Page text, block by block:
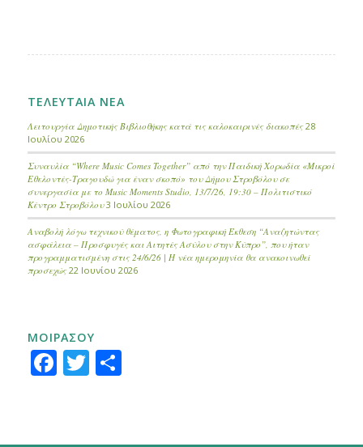
ΤΕΛΕΥΤΑΙΑ ΝΕΑ
Λειτουργία Δημοτικής Βιβλιοθήκης κατά τις καλοκαιρινές διακοπές 28
Ιουλίου 2026
Συναυλία “Where Music Comes Together” από την Παιδική Χορωδία «Μικροί
Εθελοντές-Τραγουδώ για έναν σκοπό» του Δήμου Στροβόλου σε
συνεργασία με το Music Moments Studio, 13/7/26, 19:30 – Πολιτιστικό
Κέντρο Στροβόλου 3 Ιουλίου 2026
Αναβολή λόγω τεχνικού θέματος, η Φωτογραφική Έκθεση “Αναζητώντας
ασφάλεια – Προσφυγές και Αιτητές Ασύλου στην Κύπρο”, που ήταν
προγραμματισμένη στις 24/6/26 | Η νέα ημερομηνία θα ανακοινωθεί
προσεχώς 22 Ιουνίου 2026
ΜΟΙΡΑΣΟΥ
Facebook
Twitter
Μοιραστείτε